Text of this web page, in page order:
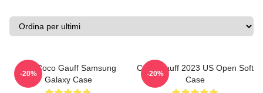
Call Coco Gauff Samsung
Galaxy Case
-20%
Coco Gauff 2023 US Open Soft
Case
-20%